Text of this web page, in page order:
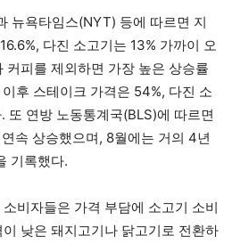
뉴욕타임스(NYT) 등에 따르면 지
다진 소고기는 13% 가까이 오
커피를 제외하면 가장 높은 상승률
후 스테이크 가격은 54%, 다진 소
또 연방 노동통계국(BLS)에 따르면
속 상승했으며, 8월에는 거의 4년
기록했다.
비자들은 가격 부담에 소고기 소비
낮은 돼지고기나 닭고기로 전환하